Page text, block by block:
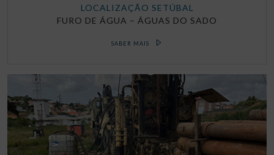
LOCALIZAÇÃO SETÚBAL
FURO DE ÁGUA – ÁGUAS DO SADO
SABER MAIS